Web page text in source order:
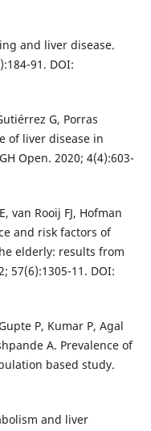
and liver disease.
91. DOI:
G, Porras
of liver disease in
Open. 2020; 4(4):603-
van Rooij FJ, Hofman
and risk factors of
elderly: results from
57(6):1305-11. DOI:
P, Kumar P, Agal
A. Prevalence of
based study.
and liver